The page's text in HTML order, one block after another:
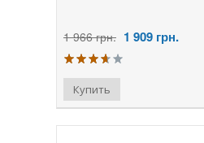
1 966 грн. 1 909 грн.